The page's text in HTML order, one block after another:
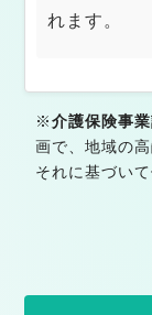
れます。
※ 介護保険事
画で、地域の
それに基づい